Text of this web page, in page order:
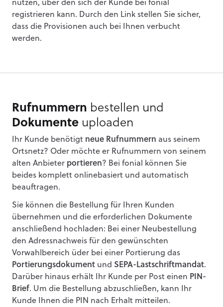
nutzen, über den sich der Kunde bei fonial
registrieren kann. Durch den Link stellen Sie sicher,
dass die Provisionen auch bei Ihnen verbucht
werden.
Rufnummern bestellen und
Dokumente uploaden
Ihr Kunde benötigt neue Rufnummern aus seinem
Ortsnetz? Oder möchte er Rufnummern von seinem
alten Anbieter portieren? Bei fonial können Sie
beides komplett onlinebasiert und automatisch
beauftragen.
Sie können die Bestellung für Ihren Kunden
übernehmen und die erforderlichen Dokumente
anschließend hochladen: Bei einer Neubestellung
den Adressnachweis für den gewünschten
Vorwahlbereich üder bei einer Portierung das
Portierungsdokument und SEPA-Lastschriftmandat.
Darüber hinaus erhält Ihr Kunde per Post einen PIN-
Brief. Um die Bestellung abzuschließen, kann Ihr
Kunde Ihnen die PIN nach Erhalt mitteilen.